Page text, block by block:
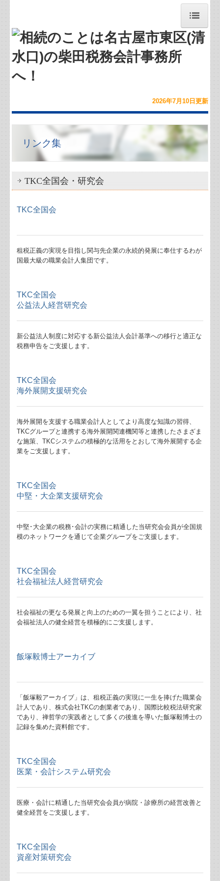
トップページ
お問合せ
事務所紹介
求人案内（募集中）
職員紹介
交通案内
相続時精算課税と暦年課税の活用法Q&A
防衛特別法人税、防衛特別所得税について
（続）贈与こそ自分の想いを形にする最高の手段
令和8年度税制改正における貸付用不動産の評価方法の見
暗号資産の譲渡益への課税
令和8年度税制改正による基礎控除額等の引上げについて
インボイス制度の経過措置の見直しについて
海外の事業者からクラウドサービスの提供
負担付き贈与の要注意事項
インボイス制度、古物商特例について
食事補助制度の改正について
令和8年に終了するインボイスの経過措置について
共有名義の不動産にかかる税金
贈与の証拠を確実にする方法
事業者がキャッシュレス決済をした時の記帳について
相続時精算課税制度の基本的なしくみ
補助金・助成金・融資情報
2026年7月10日 更新
リンク集
TKC全国会・研究会
TKC全国会
租税正義の実現を目指し関与先企業の永続的発展に奉仕するわが
国最大級の職業会計人集団です。
TKC全国会
公益法人経営研究会
新公益法人制度に対応する新公益法人会計基準への移行と適正な
税務申告をご支援します。
TKC全国会
海外展開支援研究会
海外展開を支援する職業会計人としてより高度な知識の習得、
TKCグループと連携する海外展開関連機関等と連携したさまざま
な施策、TKCシステムの積極的な活用をとおして海外展開する企
業をご支援します。
TKC全国会
中堅・大企業支援研究会
中堅･大企業の税務･会計の実務に精通した当研究会会員が全国規
模のネットワークを通じて企業グループをご支援します。
TKC全国会
社会福祉法人経営研究会
社会福祉の更なる発展と向上のための一翼を担うことにより、社
会福祉法人の健全経営を積極的にご支援します。
飯塚毅博士アーカイブ
「飯塚毅アーカイブ」は、租税正義の実現に一生を捧げた職業会
計人であり、株式会社TKCの創業者であり、国際比較税法研究家
であり、禅哲学の実践者として多くの後進を導いた飯塚毅博士の
記録を集めた資料館です。
TKC全国会
医業・会計システム研究会
医療・会計に精通した当研究会会員が病院・診療所の経営改善と
健全経営をご支援します。
TKC全国会
資産対策研究会